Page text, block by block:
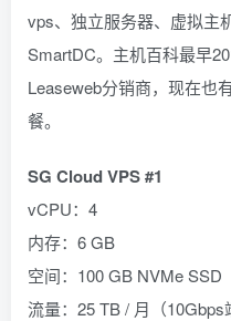
vps、独立服务器、虚拟主
SmartDC。主机百科最早
Leaseweb分销商，现在也
餐。
SG Cloud VPS #1
vCPU：4
内存：6 GB
空间：100 GB NVMe SSD
流量：25 TB / 月（10Gbps